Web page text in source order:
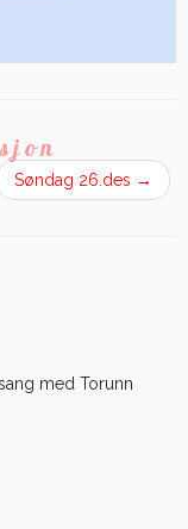
Søndag 26.des →
med Torunn